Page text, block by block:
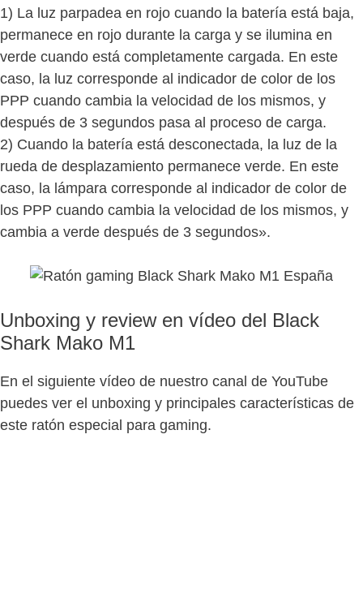
1) La luz parpadea en rojo cuando la batería está baja,
permanece en rojo durante la carga y se ilumina en
verde cuando está completamente cargada. En este
caso, la luz corresponde al indicador de color de los
PPP cuando cambia la velocidad de los mismos, y
después de 3 segundos pasa al proceso de carga.
2) Cuando la batería está desconectada, la luz de la
rueda de desplazamiento permanece verde. En este
caso, la lámpara corresponde al indicador de color de
los PPP cuando cambia la velocidad de los mismos, y
cambia a verde después de 3 segundos».
Unboxing y review en vídeo del Black
Shark Mako M1
En el siguiente vídeo de nuestro canal de YouTube
puedes ver el unboxing y principales características de
este ratón especial para gaming.